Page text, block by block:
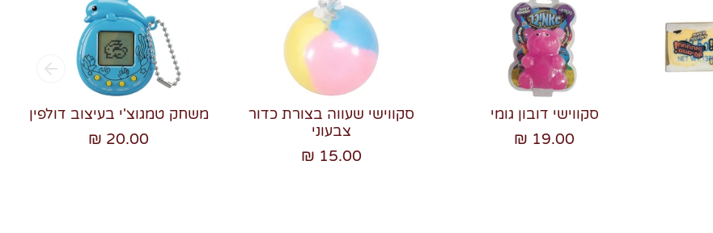
משחק טמגוצ'י בעיצוב דולפין
20.00 ₪
סקווישי שעווה בצורת כדור
צבעוני
15.00 ₪
סקווישי דובון גומי
19.00 ₪